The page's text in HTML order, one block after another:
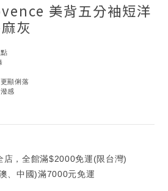
美背五分袖短洋
灰
顯俐落
感
店，全館滿$2000免運(限台灣)
、中國)滿7000元免運